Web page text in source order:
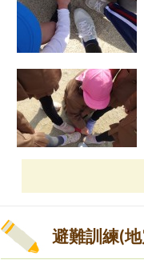
と先生たちに向けたメ
した。
また、『おひなさま・お
という遊びを行いました
<かくれんぼ>
避難訓練(